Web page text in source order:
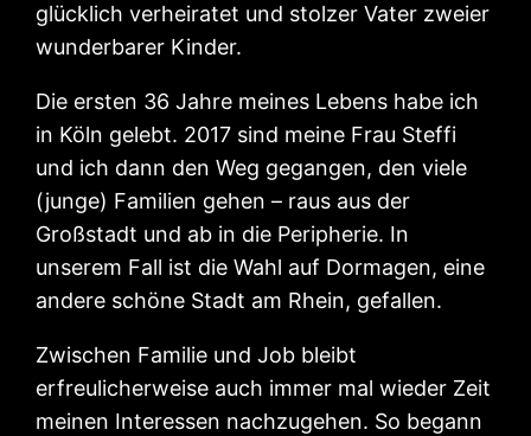
glücklich verheiratet und stolzer Vater zweier
wunderbarer Kinder.
Die ersten 36 Jahre meines Lebens habe ich
in Köln gelebt. 2017 sind meine Frau Steffi
und ich dann den Weg gegangen, den viele
(junge) Familien gehen – raus aus der
Großstadt und ab in die Peripherie. In
unserem Fall ist die Wahl auf Dormagen, eine
andere schöne Stadt am Rhein, gefallen.
Zwischen Familie und Job bleibt
erfreulicherweise auch immer mal wieder Zeit
meinen Interessen nachzugehen. So begann